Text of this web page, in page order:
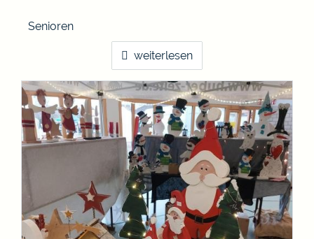
Senioren
weiterlesen